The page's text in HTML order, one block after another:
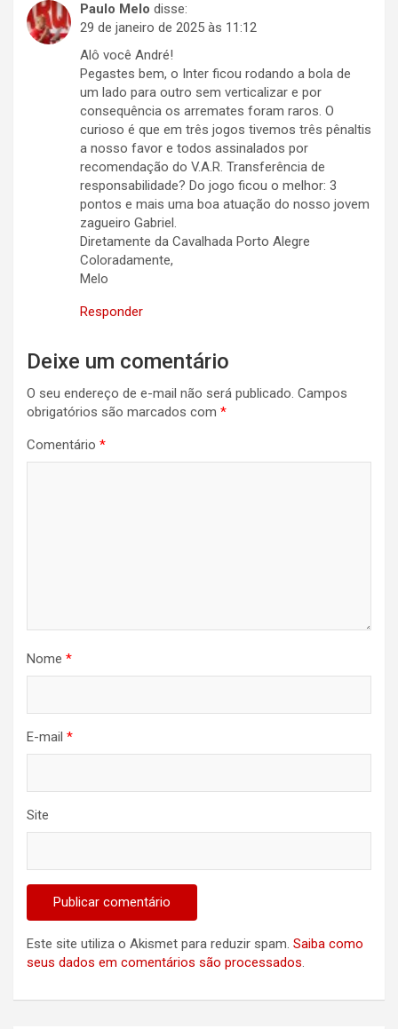
Paulo Melo disse:
29 de janeiro de 2025 às 11:12
Alô você André!
Pegastes bem, o Inter ficou rodando a bola de
um lado para outro sem verticalizar e por
consequência os arremates foram raros. O
curioso é que em três jogos tivemos três pênaltis
a nosso favor e todos assinalados por
recomendação do V.A.R. Transferência de
responsabilidade? Do jogo ficou o melhor: 3
pontos e mais uma boa atuação do nosso jovem
zagueiro Gabriel.
Diretamente da Cavalhada Porto Alegre
Coloradamente,
Melo
Responder
Deixe um comentário
O seu endereço de e-mail não será publicado. Campos
obrigatórios são marcados com *
Comentário *
Nome *
E-mail *
Site
Este site utiliza o Akismet para reduzir spam. Saiba como
seus dados em comentários são processados.